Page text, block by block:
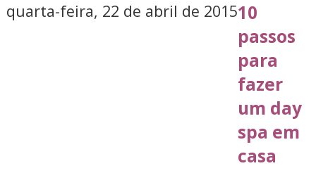
quarta-feira, 22 de abril de 201510
passos
para
fazer
um day
spa em
casa